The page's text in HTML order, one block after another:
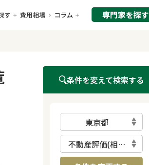
す 費用相場 コラム 専門家を探す
条件を変えて検索する
東京都
不動産評価(相続不動産)